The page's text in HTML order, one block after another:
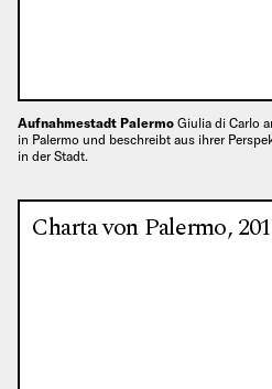
Aufnahmestadt Palermo Giulia di Carlo
in Palermo und beschreibt aus ihrer
in der Stadt.
Charta von Palermo,